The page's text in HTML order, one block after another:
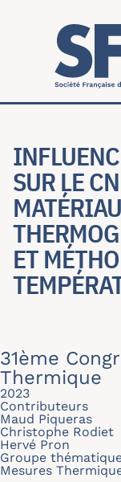
Skip to main
SUR LE
ET
31ème
Thermique
2023
Contributeurs
Maud Piqueras
Christophe Rodiet
Hervé Pron
Groupe
Mesures